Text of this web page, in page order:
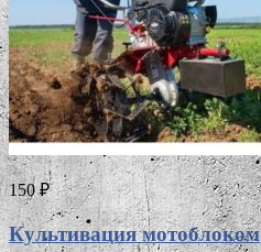
150 ₽
Культивация мотоблоком